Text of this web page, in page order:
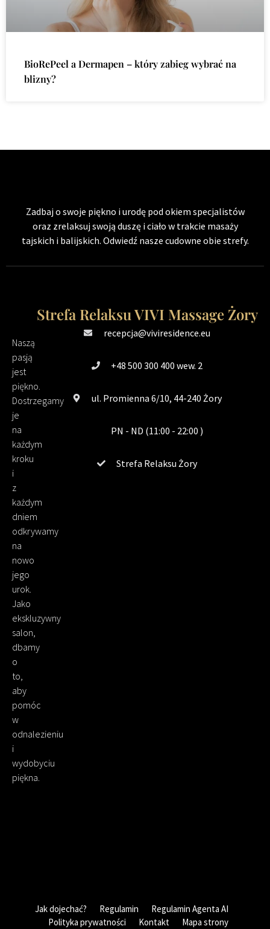
BioRePeel a Dermapen – który zabieg wybrać na
blizny?
Zadbaj o swoje piękno i urodę pod okiem specjalistów
oraz zrelaksuj swoją duszę i ciało w trakcie masaży
tajskich i balijskich. Odwiedź nasze cudowne obie strefy.
Naszą
pasją
jest
piękno.
Dostrzegamy
je
na
każdym
kroku
i
z
każdym
dniem
odkrywamy
na
nowo
jego
urok.
Jako
ekskluzywny
salon,
dbamy
o
to,
aby
pomóc
w
odnalezieniu
i
wydobyciu
piękna.
Strefa Relaksu VIVI Massage Żory
recepcja@viviresidence.eu
+48 500 300 400 wew. 2
ul. Promienna 6/10, 44-240 Żory
PN - ND (11:00 - 22:00 )
Strefa Relaksu Żory
Jak dojechać? Regulamin
Regulamin Agenta AI
Polityka prywatności
Kontakt Mapa strony